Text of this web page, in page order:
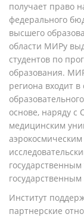
получает право
федерального
высшего
области МИРу
студентов по
образования.
региона входит в
основе, наряду с
медицинским
Институт
партнерские